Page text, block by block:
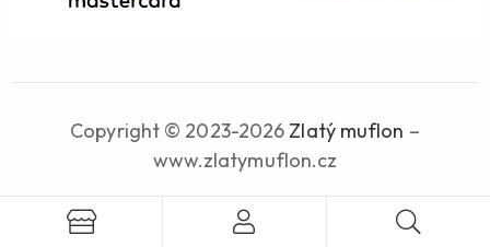
Copyright © 2023-2026 Zlatý muflon –
www.zlatymuflon.cz